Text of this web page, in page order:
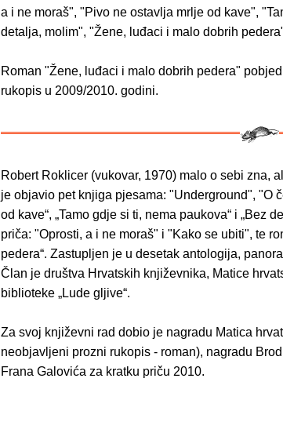
a i ne moraš", "Pivo ne ostavlja mrlje od kave",
detalja, molim", "Žene, luđaci i malo dobrih
Roman "Žene, luđaci i malo dobrih pedera"
rukopis u 2009/2010. godini.
Robert Roklicer (vukovar, 1970) malo o sebi zna,
je objavio pet knjiga pjesama: "Underground", "O
od kave“, „Tamo gdje si ti, nema paukova“ i „Bez
priča: "Oprosti, a i ne moraš" i "Kako se ubiti", te
pedera“. Zastupljen je u desetak antologija,
Član je društva Hrvatskih književnika, Matice
biblioteke „Lude gljive“.
Za svoj književni rad dobio je nagradu Matica
neobjavljeni prozni rukopis - roman), nagradu
Frana Galovića za kratku priču 2010.